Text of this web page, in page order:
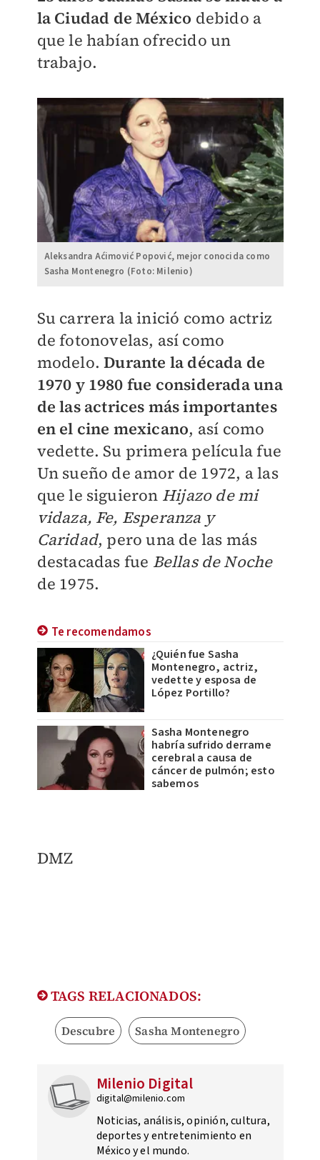
la Ciudad de México debido a
que le habían ofrecido un
trabajo.
Aleksandra Aćimović Popović, mejor conocida como
Sasha Montenegro (Foto: Milenio)
Su carrera la inició como actriz
de fotonovelas, así como
modelo.Durante la década de
1970 y 1980 fue considerada una
de las actrices más importantes
en el cine mexicano, así como
vedette. Su primera película fue
Un sueño de amor de 1972, a las
que le siguieron Hijazo de mi
vidaza, Fe, Esperanza y
Caridad, pero una de las más
destacadas fue Bellas de Noche
de 1975.
Te recomendamos
¿Quién fue Sasha
Montenegro, actriz,
vedette y esposa de
López Portillo?
Sasha Montenegro
habría sufrido derrame
cerebral a causa de
cáncer de pulmón; esto
sabemos
DMZ
TAGS RELACIONADOS:
Descubre Sasha Montenegro
Milenio Digital
digital@milenio.com
Noticias, análisis, opinión, cultura,
deportes y entretenimiento en
México y el mundo.